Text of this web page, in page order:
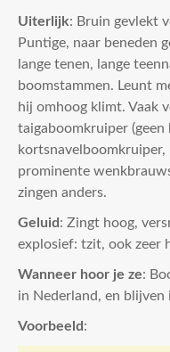
Uiterlijk: Bruin gevlekt
Puntige, naar beneden
lange tenen, lange
boomstammen. Leunt
hij omhoog klimt. Vaak
taigaboomkruiper (geen
kortsnavelboomkruiper,
prominente
zingen anders.
Geluid : Zingt hoog,
explosief: tzit, ook zeer
Wanneer hoor je ze:
in Nederland, en blijven
Voorbeeld :